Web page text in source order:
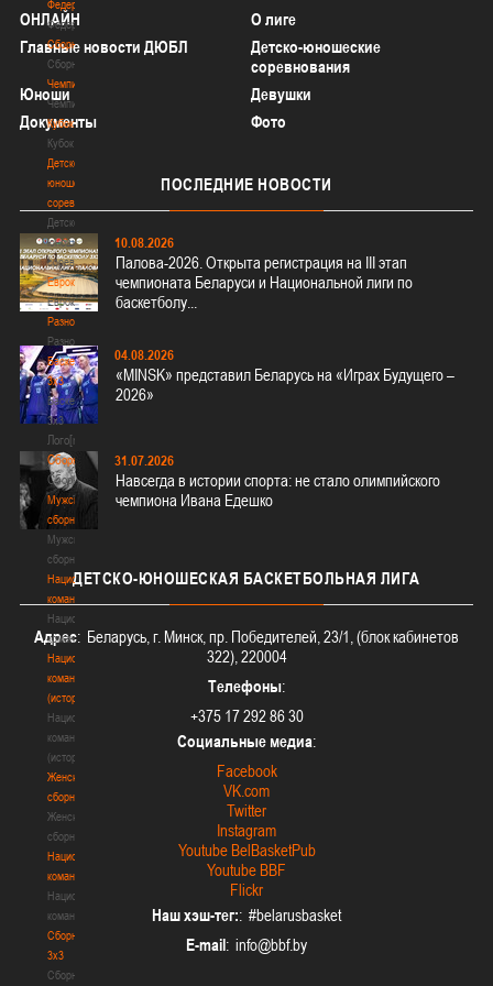
Федерация
Федерация
Сборные
Сборные
Чемпионат
Чемпионат
Кубок
Кубок
Детско-
юношеские
соревнования
Детско-
юношеские
соревнования
Еврокубки
Еврокубки
Разное
Разное
Баскетбол
3х3
Баскетбол
3х3
Лого[modid=121]
Сборные
Сборные
Мужские
сборные
Мужские
сборные
Национальная
команда
Национальная
команда
Национальная
команда
(история)
Национальная
команда
(история)
Женские
сборные
Женские
сборные
Национальная
команда
Национальная
команда
Сборные
3х3
Сборные
ОНЛАЙН
О лиге
Главные новости ДЮБЛ
Детско-юношеские
соревнования
Юноши
Девушки
Документы
Фото
ПОСЛЕДНИЕ НОВОСТИ
10.08.2026
Палова-2026. Открыта регистрация на III этап
чемпионата Беларуси и Национальной лиги по
баскетболу...
04.08.2026
«MINSK» представил Беларусь на «Играх Будущего –
2026»
31.07.2026
Навсегда в истории спорта: не стало олимпийского
чемпиона Ивана Едешко
ДЕТСКО-ЮНОШЕСКАЯ БАСКЕТБОЛЬНАЯ ЛИГА
Адрес: Беларусь, г. Минск, пр. Победителей, 23/1, (блок кабинетов
322), 220004
Телефоны:
+375 17 292 86 30
Социальные медиа:
Facebook
VK.com
Twitter
Instagram
Youtube BelBasketPub
Youtube BBF
Flickr
Наш хэш-тег:: #belarusbasket
E-mail: